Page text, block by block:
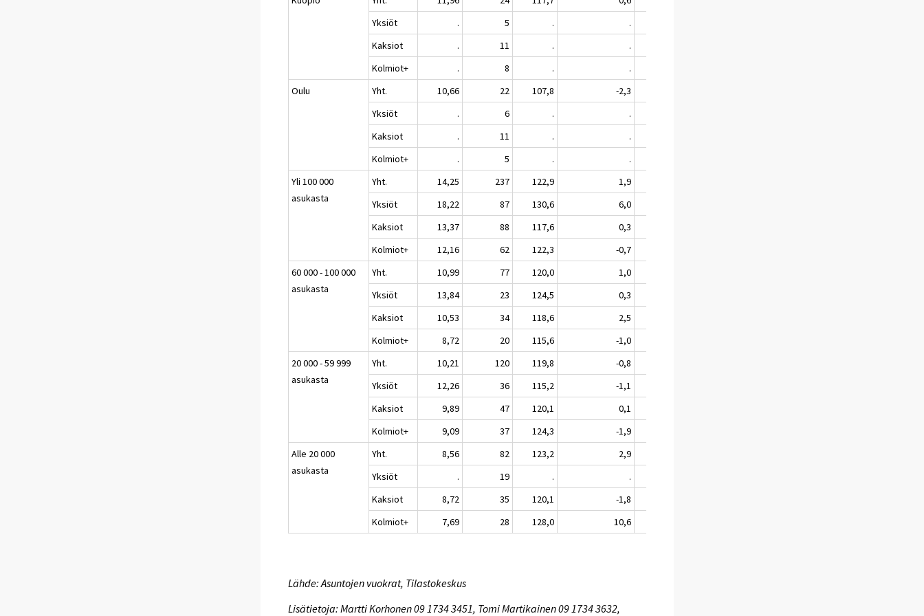
Yksiöt
. 5 . .
Kaksiot
. 11 . .
Kolmiot+
. 8 . .
Oulu
Yht. 10,66 22 107,8 -2,3
Yksiöt
. 6 . .
Kaksiot
. 11 . .
Kolmiot+
. 5 . .
Yli 100 000
asukasta
Yht. 14,25 237 122,9 1,9
Yksiöt
18,22 87 130,6 6,0
Kaksiot
13,37 88 117,6 0,3
Kolmiot+
12,16 62 122,3 -0,7
60 000 - 100 000
asukasta
Yht. 10,99 77 120,0 1,0
Yksiöt
13,84 23 124,5 0,3
Kaksiot
10,53 34 118,6 2,5
Kolmiot+
8,72 20 115,6 -1,0
20 000 - 59 999
asukasta
Yht. 10,21 120 119,8 -0,8
Yksiöt
12,26 36 115,2 -1,1
Kaksiot
9,89 47 120,1 0,1
Kolmiot+
9,09 37 124,3 -1,9
Alle 20 000
asukasta
Yht. 8,56 82 123,2 2,9
Yksiöt
. 19 . .
Kaksiot
8,72 35 120,1 -1,8
Kolmiot+
7,69 28 128,0 10,6
Lähde: Asuntojen vuokrat, Tilastokeskus
Lisätietoja: Martti Korhonen 09 1734 3451, Tomi Martikainen 09 1734 3632,